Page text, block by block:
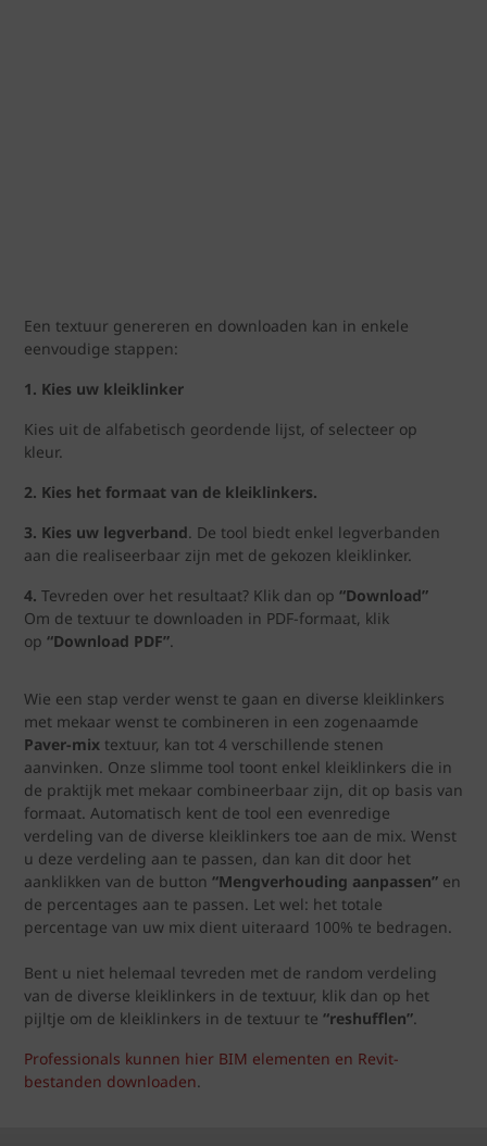
Een textuur genereren en downloaden kan in enkele
eenvoudige stappen:
1. Kies uw kleiklinker
Kies uit de alfabetisch geordende lijst, of selecteer op
kleur.
2. Kies het formaat van de kleiklinkers.
3. Kies uw legverband. De tool biedt enkel legverbanden
aan die realiseerbaar zijn met de gekozen kleiklinker.
4. Tevreden over het resultaat? Klik dan op “Download”
Om de textuur te downloaden in PDF-formaat, klik
op “Download PDF”.
Wie een stap verder wenst te gaan en diverse kleiklinkers
met mekaar wenst te combineren in een zogenaamde
Paver-mix textuur, kan tot 4 verschillende stenen
aanvinken. Onze slimme tool toont enkel kleiklinkers die in
de praktijk met mekaar combineerbaar zijn, dit op basis van
formaat. Automatisch kent de tool een evenredige
verdeling van de diverse kleiklinkers toe aan de mix. Wenst
u deze verdeling aan te passen, dan kan dit door het
aanklikken van de button “Mengverhouding aanpassen” en
de percentages aan te passen. Let wel: het totale
percentage van uw mix dient uiteraard 100% te bedragen.
Bent u niet helemaal tevreden met de random verdeling
van de diverse kleiklinkers in de textuur, klik dan op het
pijltje om de kleiklinkers in de textuur te “reshufflen”.
Professionals kunnen hier BIM elementen en Revit-
bestanden downloaden.